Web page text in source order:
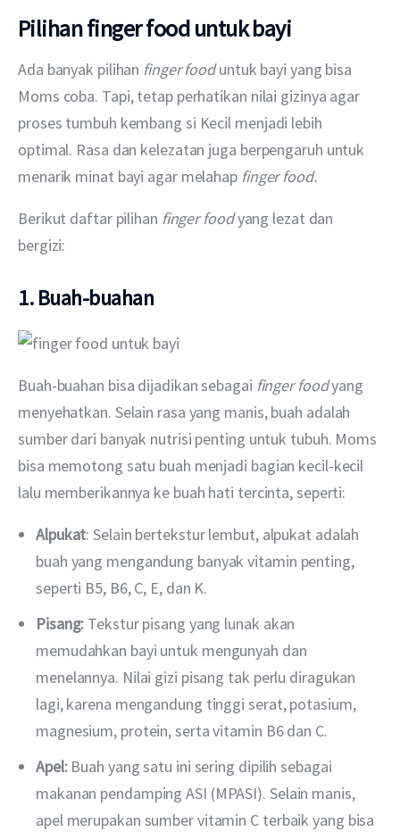
Pilihan finger food untuk bayi
Ada banyak pilihan finger food untuk bayi yang bisa
Moms coba. Tapi, tetap perhatikan nilai gizinya agar
proses tumbuh kembang si Kecil menjadi lebih
optimal. Rasa dan kelezatan juga berpengaruh untuk
menarik minat bayi agar melahap finger food.
Berikut daftar pilihan finger food yang lezat dan
bergizi:
1. Buah-buahan
Buah-buahan bisa dijadikan sebagai finger food yang
menyehatkan. Selain rasa yang manis, buah adalah
sumber dari banyak nutrisi penting untuk tubuh. Moms
bisa memotong satu buah menjadi bagian kecil-kecil
lalu memberikannya ke buah hati tercinta, seperti:
Alpukat: Selain bertekstur lembut, alpukat adalah
buah yang mengandung banyak vitamin penting,
seperti B5, B6, C, E, dan K.
Pisang: Tekstur pisang yang lunak akan
memudahkan bayi untuk mengunyah dan
menelannya. Nilai gizi pisang tak perlu diragukan
lagi, karena mengandung tinggi serat, potasium,
magnesium, protein, serta vitamin B6 dan C.
Apel: Buah yang satu ini sering dipilih sebagai
makanan pendamping ASI (MPASI). Selain manis,
apel merupakan sumber vitamin C terbaik yang bisa